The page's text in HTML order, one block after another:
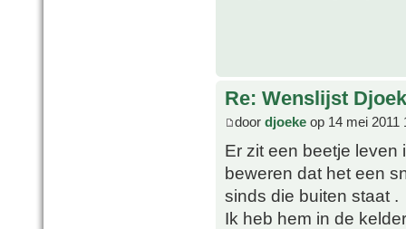
Re: Wenslijst
door djoeke op 14 mei 2011
Er zit een beetje leven
beweren dat het een
sinds die buiten staat .
Ik heb hem in de